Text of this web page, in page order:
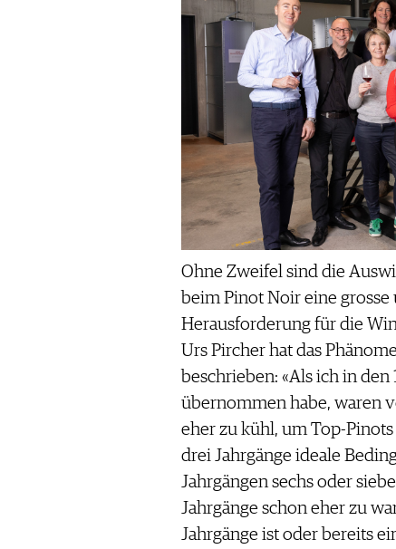
Ohne Zweifel sind die
beim Pinot Noir eine grosse
Herausforderung für die
Urs Pircher hat das
beschrieben: «Als ich in
übernommen habe, waren
eher zu kühl, um Top-
drei Jahrgänge ideale
Jahrgängen sechs oder
Jahrgänge schon eher zu
Jahrgänge ist oder bereits